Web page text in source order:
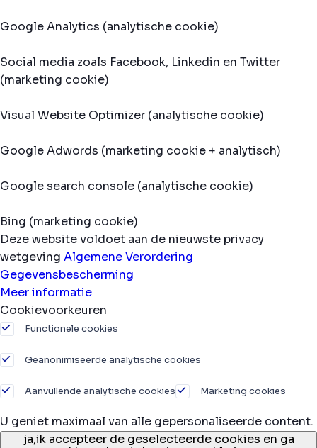
Google Analytics (analytische cookie)
Social media zoals Facebook, Linkedin en Twitter
(marketing cookie)
Visual Website Optimizer (analytische cookie)
Google Adwords (marketing cookie + analytisch)
Google search console (analytische cookie)
Bing (marketing cookie)
Deze website voldoet aan de nieuwste privacy
wetgeving Algemene Verordering
Gegevensbescherming
Meer informatie
Cookievoorkeuren
Functionele cookies
Geanonimiseerde analytische cookies
Aanvullende analytische cookies Marketing cookies
U geniet maximaal van alle gepersonaliseerde content.
ja,ik accepteer de geselecteerde cookies en ga